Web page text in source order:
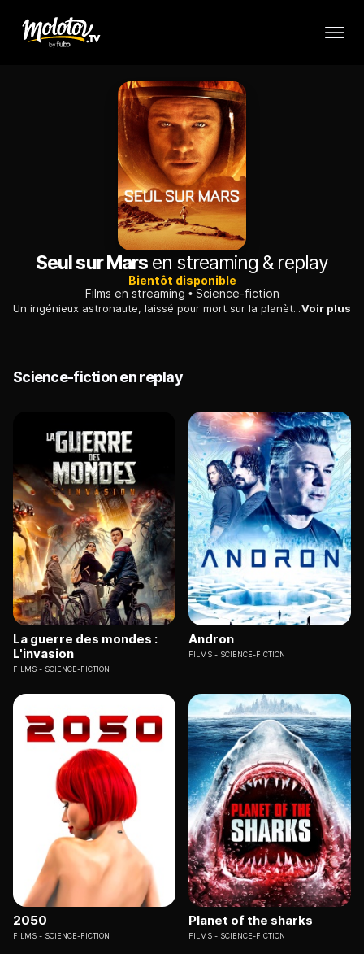
Seul sur Mars en streaming & replay
Bientôt disponible
Films en streaming
Science-fiction
Un ingénieux astronaute, laissé pour mort sur la planète Mars, envoie un message à la Nasa et tente de survivre en attendant d'être éventuellement secouru...Voir plus
Science-fiction en replay
La guerre des mondes :
L'invasion
FILMS SCIENCE-FICTION
Andron
FILMS SCIENCE-FICTION
2050
FILMS SCIENCE-FICTION
Planet of the sharks
FILMS SCIENCE-FICTION